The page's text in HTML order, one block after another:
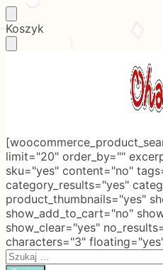
Skip
to
Skip
to
Koszyk
limit="20" order_by=""
sku="yes" content="no"
category_results="yes"
product_thumbnails="yes"
show_add_to_cart="no"
show_clear="yes"
characters="3"
Search